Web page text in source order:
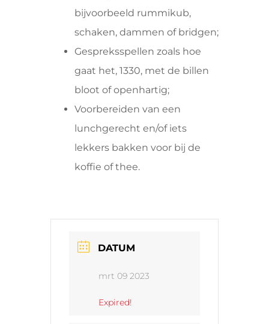
bijvoorbeeld rummikub,
schaken, dammen of bridgen;
Gespreksspellen zoals hoe
gaat het, 1330, met de billen
bloot of openhartig;
Voorbereiden van een
lunchgerecht en/of iets
lekkers bakken voor bij de
koffie of thee.
DATUM
mrt 09 2023
Expired!